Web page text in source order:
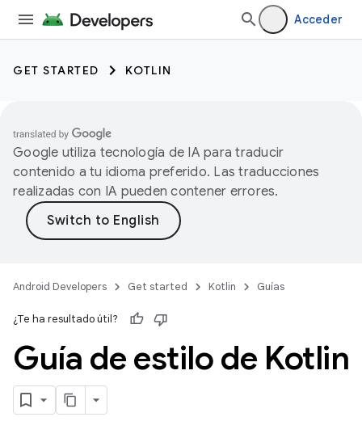
Acceder
GET STARTED KOTLIN
Google utiliza tecnología de IA para traducir
contenido a tu idioma preferido. Las traducciones
realizadas con IA pueden contener errores.
Android Developers Get started Kotlin Guías
¿Te ha resultado útil?
Guía de estilo de Kotlin